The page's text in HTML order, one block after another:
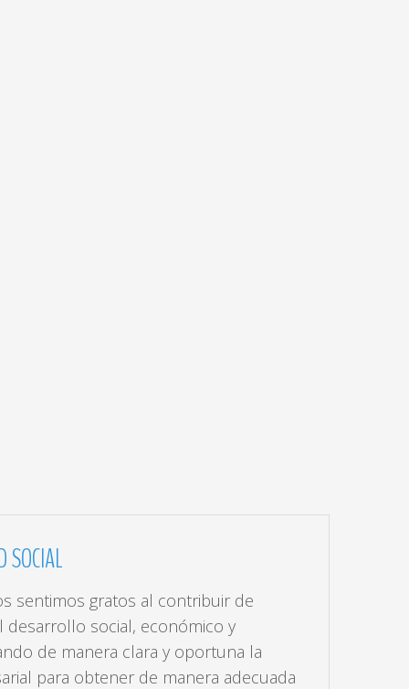
SOCIAL
sentimos gratos al contribuir de
desarrollo social, económico y
de manera clara y oportuna la
para obtener de manera adecuada